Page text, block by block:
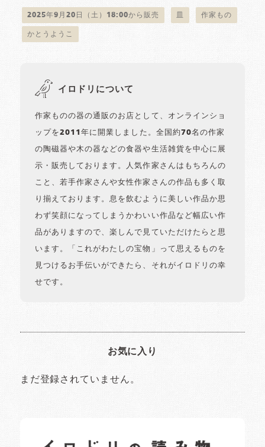
2025年9月20日（土）18:00から販売 作家もの
かとうようこ
イロドリについて
作家ものの器の通販のお店として、オンラインショ
ップを2011年に開業しました。全国約70名の作家
の陶磁器や木の器などの食器や生活雑貨を中心に展
示・販売しております。人気作家さんはもちろんの
こと、若手作家さんや女性作家さんの作品も多く取
り揃えております。息を飲むように美しい作品か思
わず笑顔になってしまうかわいい作品など幅広い作
品がありますので、楽しんで見ていただけたらと思
います。「これがわたしの宝物」って思えるものを
見つけるお手伝いができたら、それがイロドリの幸
せです。
お気に入り
まだ登録されていません。
日常の様子など随時更新中です。